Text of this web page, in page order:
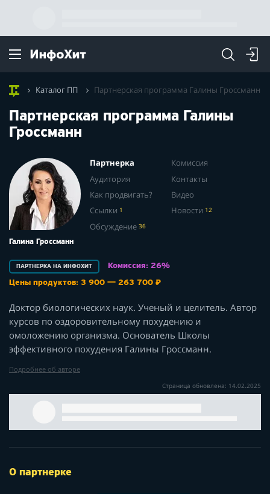
Каталог ПП Партнерская программа Галины Гроссманн
Партнерская программа Галины
Гроссманн
Галина Гроссманн
Партнерка
Комиссия
Аудитория
Контакты
Как продвигать?
Видео
Ссылки 1 Новости 12
Обсуждение36
ПАРТНЕРКА НА ИНФОХИТ
Комиссия: 26%
Цены продуктов: 3 900 — 263 700 ₽
Доктор биологических наук. Ученый и целитель. Автор
курсов по оздоровительному похудению и
омоложению организма. Основатель Школы
эффективного похудения Галины Гроссманн.
Подробнее об авторе
Страница обновлена: 14.02.2025
О партнерке